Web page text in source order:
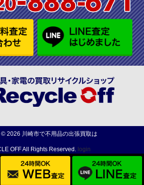
© 2026 川崎市で不用品の出張買取は
OFFAll Rights Reserved. login